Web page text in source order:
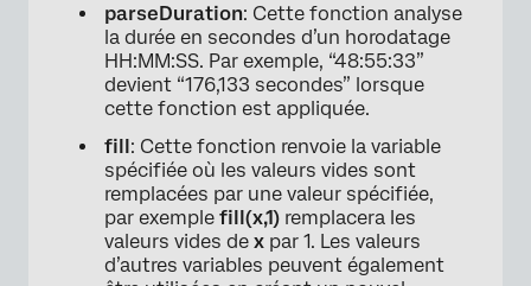
parseDuration: Cette fonction analyse
la durée en secondes d’un horodatage
HH:MM:SS. Par exemple, “48:55:33”
devient “176,133 secondes” lorsque
cette fonction est appliquée.
fill: Cette fonction renvoie la variable
spécifiée où les valeurs vides sont
remplacées par une valeur spécifiée,
par exemple fill(x,1) remplacera les
valeurs vides de x par 1. Les valeurs
d’autres variables peuvent également